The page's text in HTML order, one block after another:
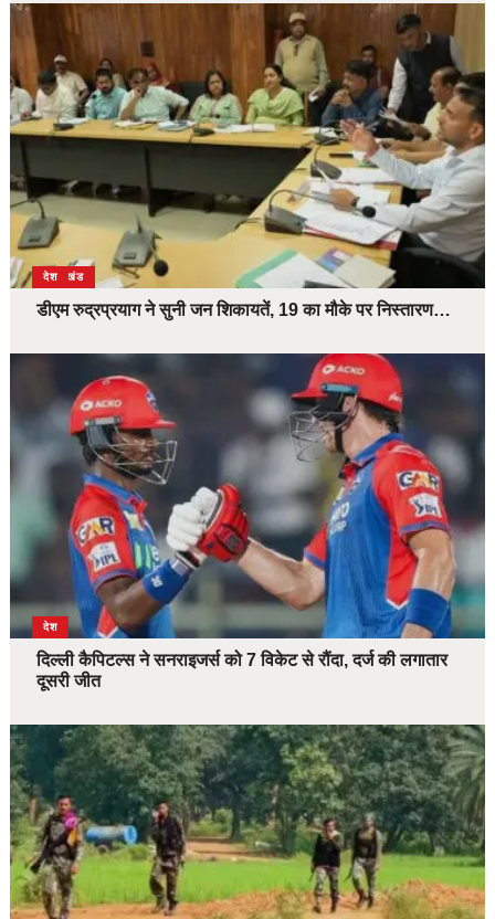
उत्तराखंड
देश
डीएम रुद्रप्रयाग ने सुनी जन शिकायतें, 19 का मौके पर निस्तारण…
देश
दिल्ली कैपिटल्स ने सनराइजर्स को 7 विकेट से रौंदा, दर्ज की लगातार
दूसरी जीत